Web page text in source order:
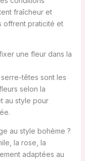
fraîcheur et
offrent praticité et
une fleur dans la
têtes sont les
selon la
au style pour
au style bohème ?
la rose, la
adaptées au